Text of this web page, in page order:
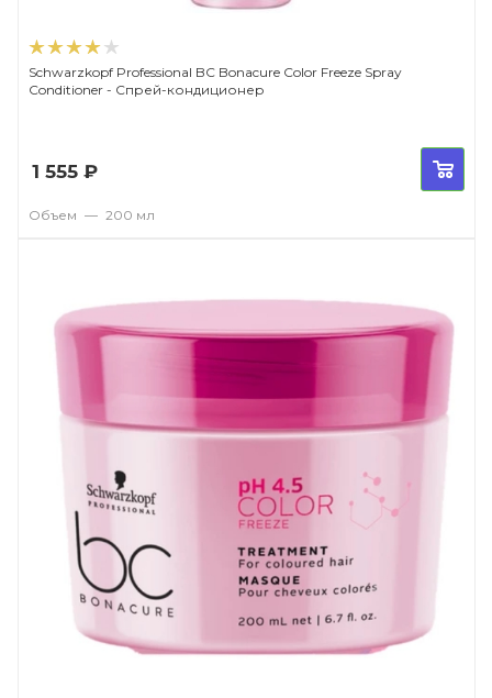
Schwarzkopf Professional BC Bonacure Color Freeze Spray
Conditioner - Спрей-кондиционер
1 555 ₽
Объем — 200 мл